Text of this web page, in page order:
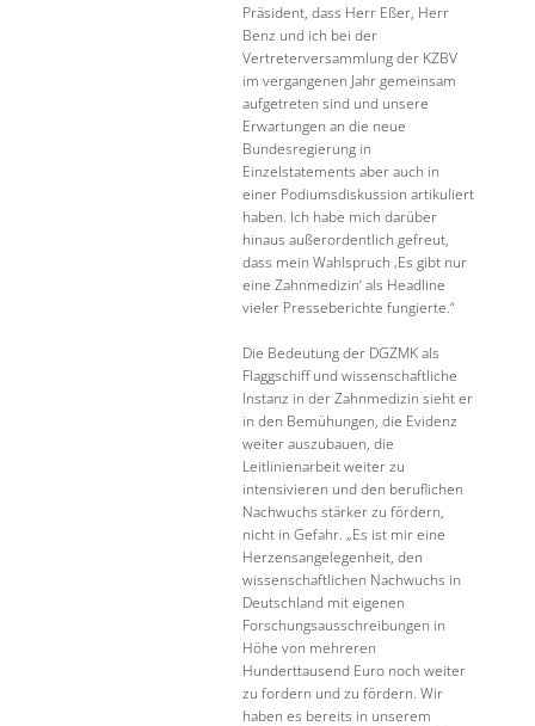
Präsident, dass Herr Eßer, Herr
Benz und ich bei der
Vertreterversammlung der KZBV
im vergangenen Jahr gemeinsam
aufgetreten sind und unsere
Erwartungen an die neue
Bundesregierung in
Einzelstatements aber auch in
einer Podiumsdiskussion artikuliert
haben. Ich habe mich darüber
hinaus außerordentlich gefreut,
dass mein Wahlspruch ‚Es gibt nur
eine Zahnmedizin‘ als Headline
vieler Presseberichte fungierte.“
Die Bedeutung der DGZMK als
Flaggschiff und wissenschaftliche
Instanz in der Zahnmedizin sieht er
in den Bemühungen, die Evidenz
weiter auszubauen, die
Leitlinienarbeit weiter zu
intensivieren und den beruflichen
Nachwuchs stärker zu fördern,
nicht in Gefahr. „Es ist mir eine
Herzensangelegenheit, den
wissenschaftlichen Nachwuchs in
Deutschland mit eigenen
Forschungsausschreibungen in
Höhe von mehreren
Hunderttausend Euro noch weiter
zu fordern und zu fördern. Wir
haben es bereits in unserem